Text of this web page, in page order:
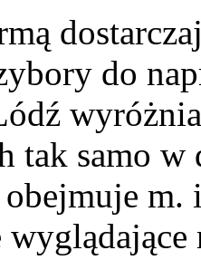
do
tak samo w
m.